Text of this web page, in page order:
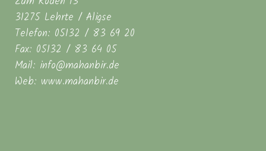
31275 Lehrte / Aligse
Telefon: 05132 / 83 69 20
Fax: 05132 / 83 64 05
Mail: info@mahanbir.de
Web: www.mahanbir.de